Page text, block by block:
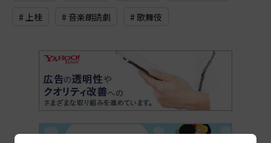
# 上桂 # 音楽朗読劇 # 歌舞伎